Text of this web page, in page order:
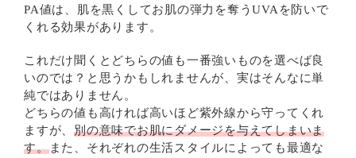
PA値は、肌を黒くしてお肌の弾力を奪うUVAを防いで
くれる効果があります。
これだけ聞くとどちらの値も一番強いものを選べば良
いのでは？と思うかもしれませんが、実はそんなに単
純ではありません。
どちらの値も高ければ高いほど紫外線から守ってくれ
ますが、 別の意味でお肌にダメージを与えてしまいま
す。また、それぞれの生活スタイルによっても最適な